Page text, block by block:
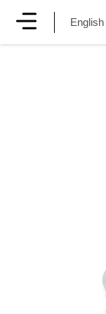
English